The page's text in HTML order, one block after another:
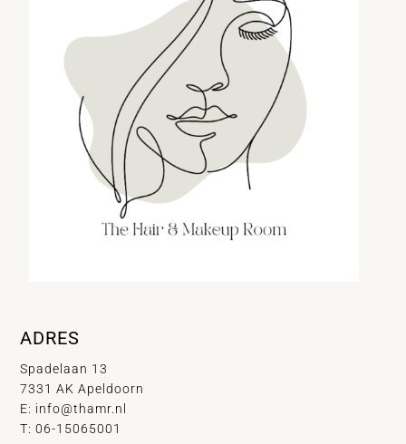
ADRES
Spadelaan 13
7331 AK Apeldoorn
E: info@thamr.nl
T: 06-15065001